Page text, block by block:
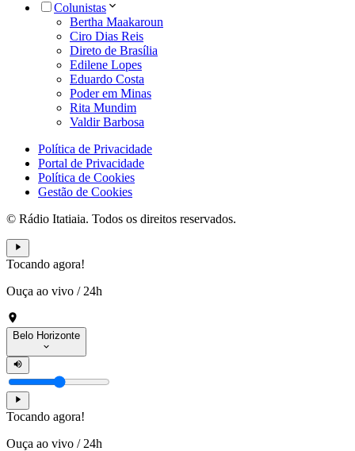
Colunistas
Bertha Maakaroun
Ciro Dias Reis
Direto de Brasília
Edilene Lopes
Eduardo Costa
Poder em Minas
Rita Mundim
Valdir Barbosa
Política de Privacidade
Portal de Privacidade
Política de Cookies
Gestão de Cookies
© Rádio Itatiaia. Todos os direitos reservados.
Tocando agora!
Ouça ao vivo / 24h
Belo Horizonte
Tocando agora!
Ouça ao vivo / 24h